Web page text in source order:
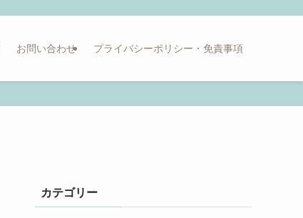
お問い合わせ プライバシーポリシー・免責事項
カテゴリー